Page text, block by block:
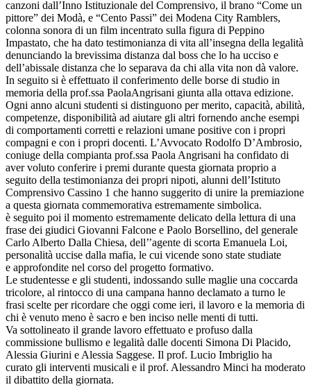
canzoni dall’Inno Istituzionale del Comprensivo, il brano “Come un
pittore” dei Modà, e “Cento Passi” dei Modena City Ramblers,
colonna sonora di un film incentrato sulla figura di Peppino
Impastato, che ha dato testimonianza di vita all’insegna della legalità
denunciando la brevissima distanza dal boss che lo ha ucciso e
dell’abissale distanza che lo separava da chi alla vita non dà valore.
In seguito si è effettuato il conferimento delle borse di studio in
memoria della prof.ssa PaolaAngrisani giunta alla ottava edizione.
Ogni anno alcuni studenti si distinguono per merito, capacità, abilità,
competenze, disponibilità ad aiutare gli altri fornendo anche esempi
di comportamenti corretti e relazioni umane positive con i propri
compagni e con i propri docenti. L’Avvocato Rodolfo D’Ambrosio,
coniuge della compianta prof.ssa Paola Angrisani ha confidato di
aver voluto conferire i premi durante questa giornata proprio a
seguito della testimonianza dei propri nipoti, alunni dell’Istituto
Comprensivo Cassino 1 che hanno suggerito di unire la premiazione
a questa giornata commemorativa estremamente simbolica.
è seguito poi il momento estremamente delicato della lettura di una
frase dei giudici Giovanni Falcone e Paolo Borsellino, del generale
Carlo Alberto Dalla Chiesa, dell’’agente di scorta Emanuela Loi,
personalità uccise dalla mafia, le cui vicende sono state studiate
e approfondite nel corso del progetto formativo.
Le studentesse e gli studenti, indossando sulle maglie una coccarda
tricolore, al rintocco di una campana hanno declamato a turno le
frasi scelte per ricordare che oggi come ieri, il lavoro e la memoria di
chi è venuto meno è sacro e ben inciso nelle menti di tutti.
Va sottolineato il grande lavoro effettuato e profuso dalla
commissione bullismo e legalità dalle docenti Simona Di Placido,
Alessia Giurini e Alessia Saggese. Il prof. Lucio Imbriglio ha
curato gli interventi musicali e il prof. Alessandro Minci ha moderato
il dibattito della giornata.